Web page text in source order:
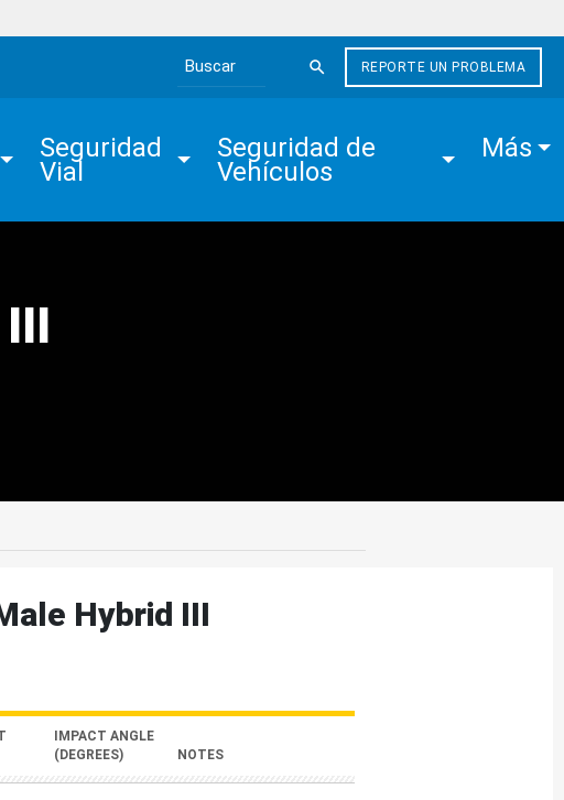
Search the site
REPORTE UN PROBLEMA
Seguridad
Vial
Seguridad de
Vehículos
Más
Hybrid III
IMPACT ANGLE
(DEGREES)
NOTES